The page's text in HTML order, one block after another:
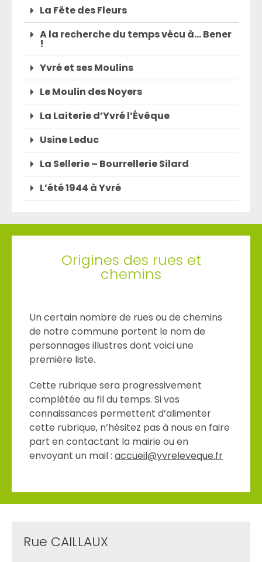
La Fête des Fleurs
A la recherche du temps vécu à… Bener
!
Yvré et ses Moulins
Le Moulin des Noyers
La Laiterie d’Yvré l’Évêque
Usine Leduc
La Sellerie – Bourrellerie Silard
L’été 1944 à Yvré
Origines des rues et
chemins
Un certain nombre de rues ou de chemins
de notre commune portent le nom de
personnages illustres dont voici une
première liste.
Cette rubrique sera progressivement
complétée au fil du temps. Si vos
connaissances permettent d’alimenter
cette rubrique, n’hésitez pas à nous en faire
part en contactant la mairie ou en
envoyant un mail : accueil@yvreleveque.fr
Rue CAILLAUX